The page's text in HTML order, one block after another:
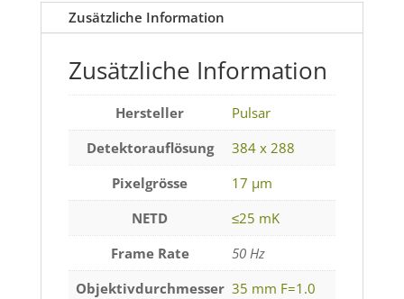
Zusätzliche Information
Zusätzliche Information
Hersteller
Pulsar
Detektorauflösung
384 x 288
Pixelgrösse
17 µm
NETD
≤25 mK
Frame Rate
50 Hz
Objektivdurchmesser 35 mm F=1.0